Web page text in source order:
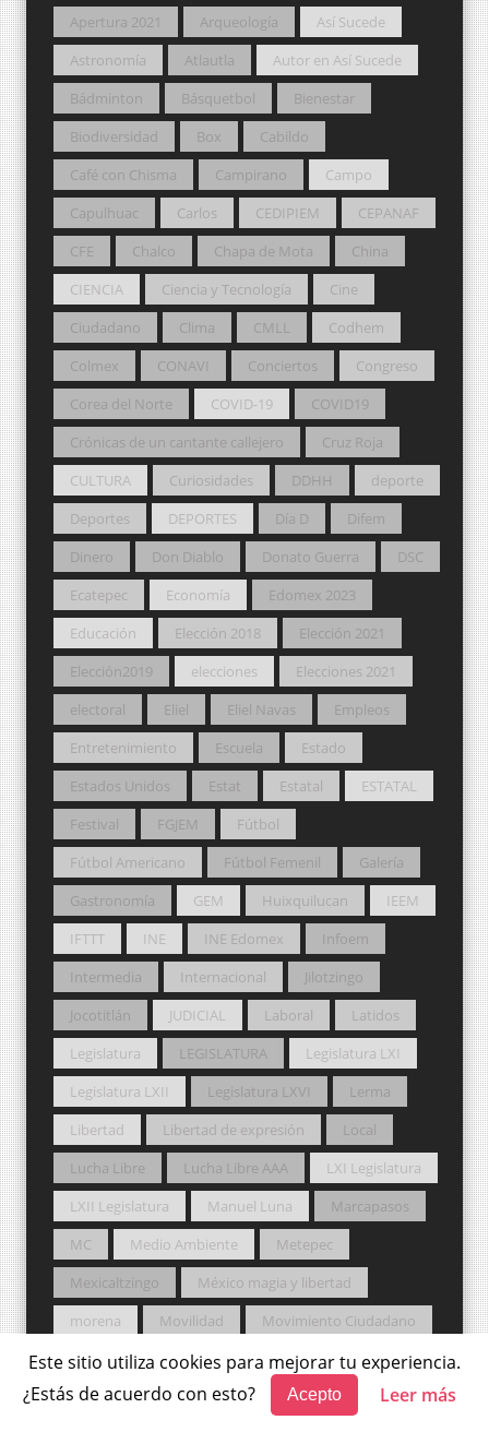
Este sitio utiliza cookies para mejorar tu experiencia.
¿Estás de acuerdo con esto?
Acepto Leer más
Apertura 2021
Arqueología
Así Sucede
Astronomía
Atlautla
Autor en Así Sucede
Bádminton
Básquetbol
Bienestar
Biodiversidad
Box
Cabildo
Café con Chisma
Campirano
Campo
Capulhuac
Carlos CEDIPIEM
CEPANAF
CFE
Chalco Chapa de Mota
China
CIENCIA
Ciencia y Tecnología
Cine
Ciudadano
Clima CMLL
Codhem
Colmex
CONAVI Conciertos
Congreso
Corea del Norte
COVID-19
COVID19
Crónicas de un cantante callejero
Cruz Roja
CULTURA
Curiosidades DDHH
deporte
Deportes
DEPORTES Día D
Difem
Dinero
Don Diablo Donato Guerra
DSC
Ecatepec
Economía
Edomex 2023
Educación
Elección 2018
Elección 2021
Elección2019
elecciones
Elecciones 2021
electoral
Eliel Eliel Navas
Empleos
Entretenimiento
Escuela
Estado
Estados Unidos
Estat Estatal
ESTATAL
Festival
FGJEM
Fútbol
Fútbol Americano
Fútbol Femenil
Galería
Gastronomía
GEM Huixquilucan
IEEM
IFTTT
INE INE Edomex
Infoem
Intermedia
Internacional
Jilotzingo
Jocotitlán
JUDICIAL Laboral
Latidos
Legislatura
LEGISLATURA
Legislatura LXI
Legislatura LXII
Legislatura LXVI
Lerma
Libertad
Libertad de expresión
Local
Lucha Libre
Lucha Libre AAA
LXI Legislatura
LXII Legislatura
Manuel Luna
Marcapasos
MC
Medio Ambiente
Metepec
Mexicaltzingo
México magia y libertad
morena
Movilidad
Movimiento Ciudadano
MUNDO
munic Municipio
Municipios
MUSIC
NA NACIONAL
NAEM